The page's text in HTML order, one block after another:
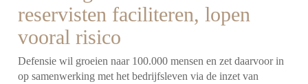
reservisten faciliteren, lopen
vooral risico
Defensie wil groeien naar 100.000 mensen en zet daarvoor in
op samenwerking met het bedrijfsleven via de inzet van